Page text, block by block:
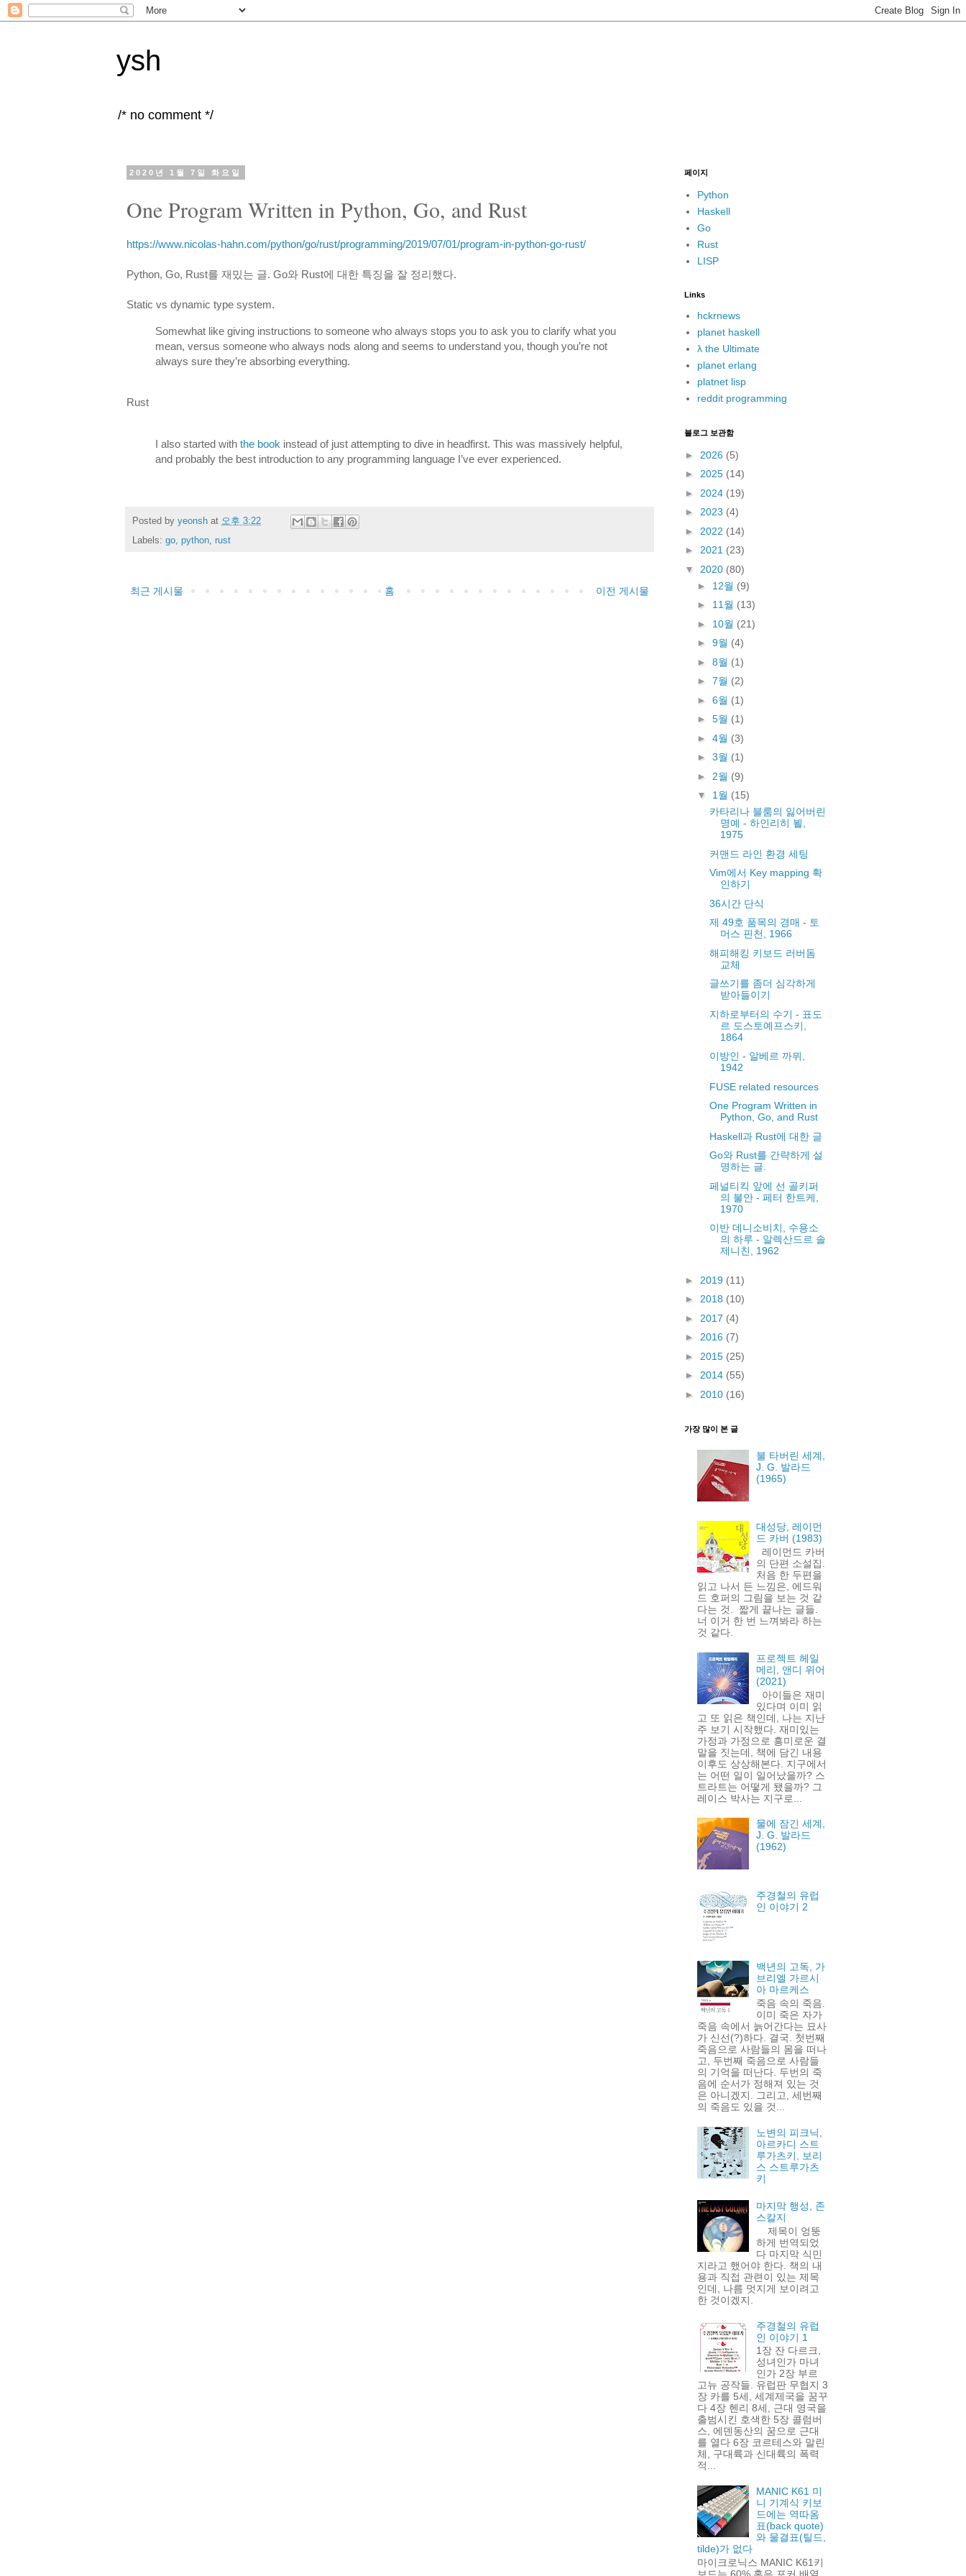
ysh
/* no comment */
2020년 1월 7일 화요일
One Program Written in Python, Go, and Rust
https://www.nicolas-hahn.com/python/go/rust/programming/2019/07/01/program-in-python-go-rust/
Python, Go, Rust를 재밌는 글. Go와 Rust에 대한 특징을 잘 정리했다.
Static vs dynamic type system.
Somewhat like giving instructions to someone who always stops you to ask you to clarify what you
mean, versus someone who always nods along and seems to understand you, though you’re not
always sure they’re absorbing everything.
Rust
I also started with the book instead of just attempting to dive in headfirst. This was massively helpful,
and probably the best introduction to any programming language I’ve ever experienced.
Posted by yeonsh at 오후 3:22
Labels: go, python, rust
최근 게시물 이전 게시물
홈
페이지
Python
Haskell
Go
Rust
LISP
Links
hckrnews
planet haskell
λ the Ultimate
planet erlang
platnet lisp
reddit programming
블로그 보관함
► 2026 (5)
► 2025 (14)
► 2024 (19)
► 2023 (4)
► 2022 (14)
► 2021 (23)
▼ 2020 (80)
► 12월 (9)
► 11월 (13)
► 10월 (21)
► 9월 (4)
► 8월 (1)
► 7월 (2)
► 6월 (1)
► 5월 (1)
► 4월 (3)
► 3월 (1)
► 2월 (9)
▼ 1월 (15)
카타리나 블룸의 잃어버린
명예 - 하인리히 뵐,
1975
커맨드 라인 환경 세팅
Vim에서 Key mapping 확
인하기
36시간 단식
제 49호 품목의 경매 - 토
머스 핀천, 1966
해피해킹 키보드 러버돔
교체
글쓰기를 좀더 심각하게
받아들이기
지하로부터의 수기 - 표도
르 도스토예프스키,
1864
이방인 - 알베르 까뮈,
1942
FUSE related resources
One Program Written in
Python, Go, and Rust
Haskell과 Rust에 대한 글
Go와 Rust를 간략하게 설
명하는 글.
페널티킥 앞에 선 골키퍼
의 불안 - 페터 한트케,
1970
이반 데니소비치, 수용소
의 하루 - 알렉산드르 솔
제니친, 1962
► 2019 (11)
► 2018 (10)
► 2017 (4)
► 2016 (7)
► 2015 (25)
► 2014 (55)
► 2010 (16)
가장 많이 본 글
불 타버린 세계,
J. G. 발라드
(1965)
대성당, 레이먼
드 카버 (1983)
레이먼드 카버
의 단편 소설집.
처음 한 두편을
읽고 나서 든 느낌은, 에드워
드 호퍼의 그림을 보는 것 같
다는 것. 짧게 끝나는 글들.
너 이거 한 번 느껴봐라 하는
것 같다.
프로젝트 헤일
메리, 앤디 위어
(2021)
아이들은 재미
있다며 이미 읽
고 또 읽은 책인데, 나는 지난
주 보기 시작했다. 재미있는
가정과 가정으로 흥미로운 결
말을 짓는데, 책에 담긴 내용
이후도 상상해본다. 지구에서
는 어떤 일이 일어났을까? 스
트라트는 어떻게 됐을까? 그
레이스 박사는 지구로...
물에 잠긴 세계,
J. G. 발라드
(1962)
주경철의 유럽
인 이야기 2
백년의 고독, 가
브리엘 가르시
아 마르케스
죽음 속의 죽음.
이미 죽은 자가
죽음 속에서 늙어간다는 묘사
가 신선(?)하다. 결국. 첫번째
죽음으로 사람들의 몸을 떠나
고, 두번째 죽음으로 사람들
의 기억을 떠난다. 두번의 죽
음에 순서가 정해져 있는 것
은 아니겠지. 그리고, 세번째
의 죽음도 있을 것...
노변의 피크닉,
아르카디 스트
루가츠키, 보리
스 스트루가츠
키
마지막 행성, 존
스칼지
제목이 엉뚱
하게 번역되었
다 마지막 식민
지라고 했어야 한다. 책의 내
용과 직접 관련이 있는 제목
인데, 나름 멋지게 보이려고
한 것이겠지.
주경철의 유럽
인 이야기 1
1장 잔 다르크,
성녀인가 마녀
인가 2장 부르
고뉴 공작들. 유럽판 무협지 3
장 카를 5세, 세계제국을 꿈꾸
다 4장 헨리 8세, 근대 영국을
출범시킨 호색한 5장 콜럼버
스, 에덴동산의 꿈으로 근대
를 열다 6장 코르테스와 말린
체, 구대륙과 신대륙의 폭력
적...
MANIC K61 미
니 기계식 키보
드에는 역따옴
표(back quote)
와 물결표(틸드,
tilde)가 없다
마이크로닉스 MANIC K61키
보드는 60% 혹은 포커 배열